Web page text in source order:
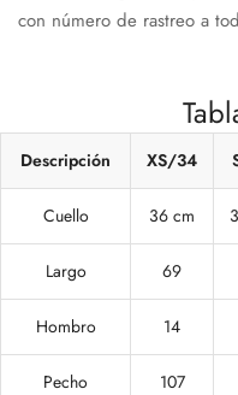
con número de rastreo a
Descripción XS/34
Cuello 36 cm
Largo 69
Hombro 14
Pecho 107